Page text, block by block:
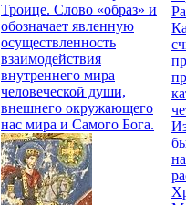
Троице. Слово «образ» и
обозначает явленную
осуществленность
взаимодействия
внутреннего мира
человеческой души,
внешнего окружающего
нас мира и Самого Бога.